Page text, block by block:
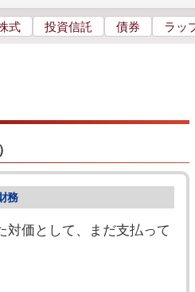
式 投資信託 債券 ラッ
務
対価として、まだ支払って